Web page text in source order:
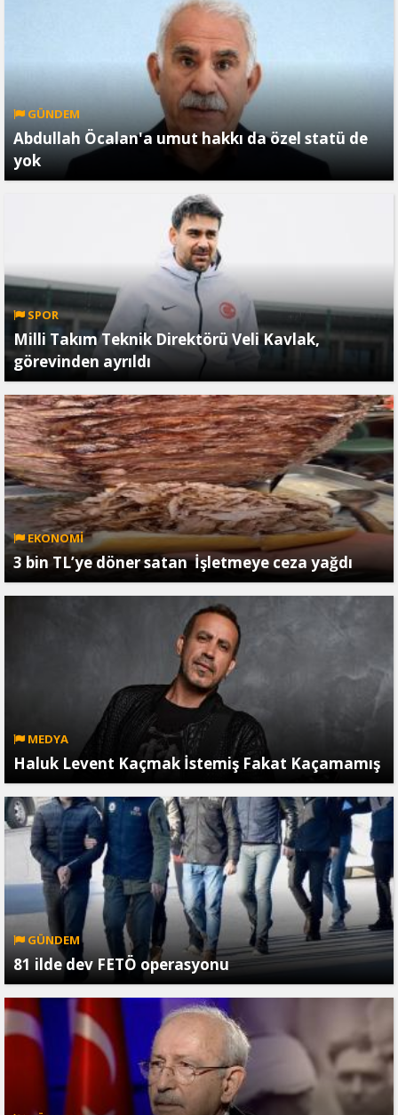
GÜNDEM
Abdullah Öcalan'a umut hakkı da özel statü de
yok
SPOR
Milli Takım Teknik Direktörü Veli Kavlak,
görevinden ayrıldı
EKONOMİ
3 bin TL’ye döner satan İşletmeye ceza yağdı
MEDYA
Haluk Levent Kaçmak İstemiş Fakat Kaçamamış
GÜNDEM
81 ilde dev FETÖ operasyonu